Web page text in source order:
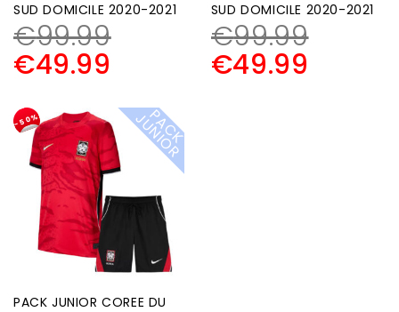
SUD DOMICILE 2020-2021
€99.99
€49.99
SUD DOMICILE 2020-2021
€99.99
€49.99
-50% P
A
C
K
J
U
N
I
O
R
PACK JUNIOR COREE DU